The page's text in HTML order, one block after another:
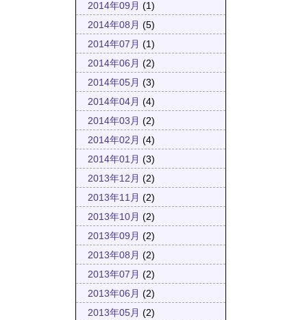
2014年09月 (1)
2014年08月 (5)
2014年07月 (1)
2014年06月 (2)
2014年05月 (3)
2014年04月 (4)
2014年03月 (2)
2014年02月 (4)
2014年01月 (3)
2013年12月 (2)
2013年11月 (2)
2013年10月 (2)
2013年09月 (2)
2013年08月 (2)
2013年07月 (2)
2013年06月 (2)
2013年05月 (2)